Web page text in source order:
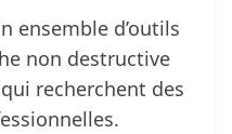
ensemble d’outils
non destructive
recherchent des